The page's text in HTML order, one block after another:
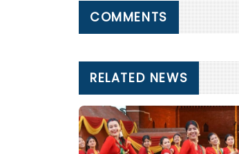
COMMENTS
RELATED NEWS